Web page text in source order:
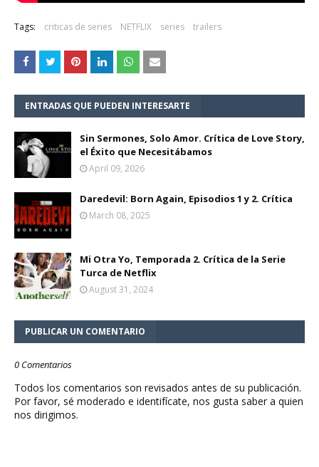
Tags: criticas de series NETFLIX series trailers
ENTRADAS QUE PUEDEN INTERESARTE
Sin Sermones, Solo Amor. Crítica de Love Story,
el Éxito que Necesitábamos
April 09, 2026
Daredevil: Born Again, Episodios 1 y 2. Crítica
March 08, 2025
Mi Otra Yo, Temporada 2. Crítica de la Serie
Turca de Netflix
August 31, 2024
PUBLICAR UN COMENTARIO
0 Comentarios
Todos los comentarios son revisados antes de su publicación.
Por favor, sé moderado e identifícate, nos gusta saber a quien
nos dirigimos.